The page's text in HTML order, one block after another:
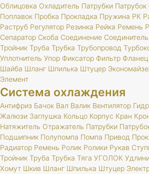
Облицовка Охладитель Патрубки Патрубок
Поплавок Пробка Прокладка Пружина РК
Раструб Регулятор Резинка Рейка Ремень
Сепаратор Скоба Соединение Соединитель
Тройник Труба Трубка Трубопровод
Уплотнитель Упор Фиксатор Фильтр Фланец
Шайба Шланг Шпилька Штуцер
Элемент
Система охлаждения
Антифриз Бачок Вал Валик Вентилятор
Жалюзи Заглушка Кольцо Корпус Кран
Натяжитель Отражатель Патрубки
Подшипник Полупомпа Помпа Привод
Радиатор Ремень Ролик Ролики Рукав
Тройник Труба Трубка Тяга УГОЛОК
Хомут Шкив Шланг Шпилька Штуцер